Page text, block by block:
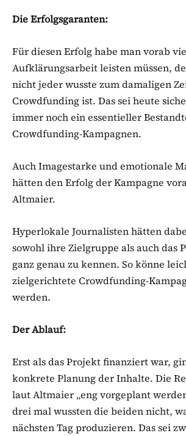
Die Erfolgsgaranten:
Für diesen Erfolg habe man vorab
Aufklärungsarbeit leisten müssen,
nicht jeder wusste zum damaligen
Crowdfunding ist. Das sei heute
immer noch ein essentieller
Crowdfunding-Kampagnen.
Auch Imagestarke und emotionale
hätten den Erfolg der Kampagne
Altmaier.
Hyperlokale Journalisten hätten
sowohl ihre Zielgruppe als auch das
ganz genau zu kennen. So könne
zielgerichtete Crowdfunding-
werden.
Der Ablauf:
Erst als das Projekt finanziert war,
konkrete Planung der Inhalte. Die
laut Altmaier „eng vorgeplant
drei mal wussten die beiden nicht,
nächsten Tag produzieren. Das sei